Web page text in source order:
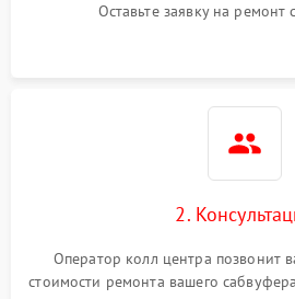
Оставьте заявку на ремонт
2.
Оператор колл центра позвонит
стоимости ремонта вашего